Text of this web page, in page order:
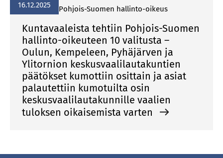
16.12.2025 Pohjois-Suomen hallinto-oikeus
Kuntavaaleista tehtiin Pohjois-Suomen
hallinto-oikeuteen 10 valitusta –
Oulun, Kempeleen, Pyhäjärven ja
Ylitornion keskusvaalilautakuntien
päätökset kumottiin osittain ja asiat
palautettiin kumotuilta osin
keskusvaalilautakunnille vaalien
tuloksen oikaisemista varten